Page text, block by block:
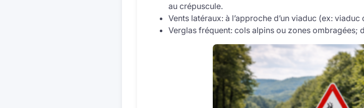
au crépuscule.
Vents latéraux: à l’approche d’un viaduc (ex:
Verglas fréquent: cols alpins ou zones ombragées;